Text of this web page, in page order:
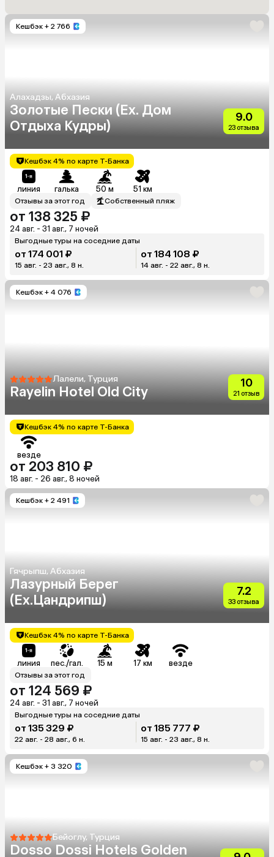
Кешбэк + 2 766
Алахадзы, Абхазия
Золотые Пески (Ex. Дом
Отдыха Кудры)
9.0
23 отзыва
Кешбэк 4% по карте Т-Банка
линия галька 50 м 51 км
Отзывы за этот год Собственный пляж
от 138 325 ₽
24 авг. - 31 авг., 7 ночей
Выгодные туры на соседние даты
от 174 001 ₽
15 авг. - 23 авг., 8 н.
от 184 108 ₽
14 авг. - 22 авг., 8 н.
Кешбэк + 4 076
Лалели, Турция
Rayelin Hotel Old City
10
21 отзыв
Кешбэк 4% по карте Т-Банка
везде
от 203 810 ₽
18 авг. - 26 авг., 8 ночей
Кешбэк + 2 491
Гячрыпш, Абхазия
Лазурный Берег
(Ex.Цандрипш)
7.2
33 отзыва
Кешбэк 4% по карте Т-Банка
линия пес./гал. 15 м 17 км везде
Отзывы за этот год
от 124 569 ₽
24 авг. - 31 авг., 7 ночей
Выгодные туры на соседние даты
от 135 329 ₽
22 авг. - 28 авг., 6 н.
от 185 777 ₽
15 авг. - 23 авг., 8 н.
Кешбэк + 3 320
Бейоглу, Турция
Dosso Dossi Hotels Golden